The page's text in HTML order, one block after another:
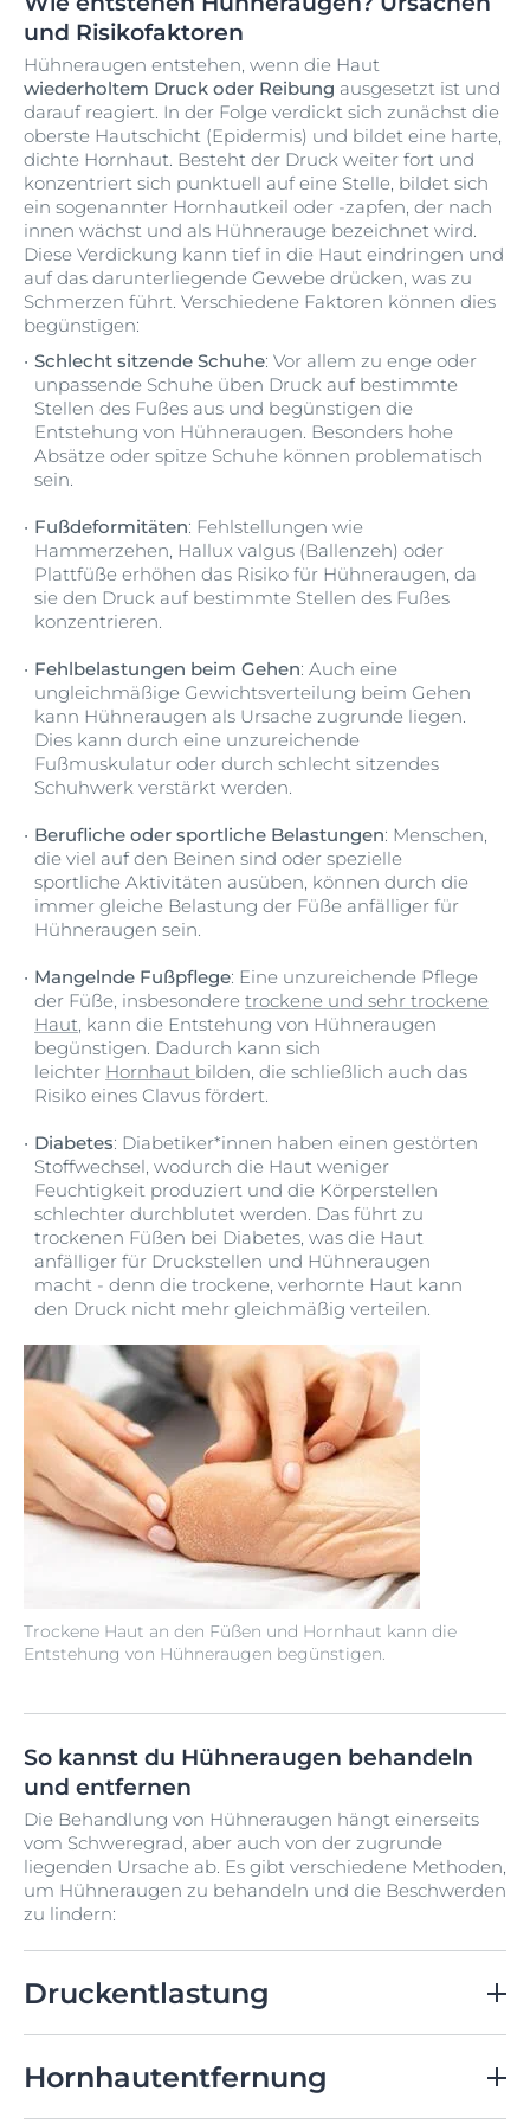
und Risikofaktoren
Trockene Haut an den Füßen und Hornhaut kann die
Entstehung von Hühneraugen begünstigen.
Hühneraugen entstehen, wenn die Haut
wiederholtem Druck oder Reibung ausgesetzt ist und
darauf reagiert. In der Folge verdickt sich zunächst die
oberste Hautschicht (Epidermis) und bildet eine harte,
dichte Hornhaut. Besteht der Druck weiter fort und
konzentriert sich punktuell auf eine Stelle, bildet sich
ein sogenannter Hornhautkeil oder -zapfen, der nach
innen wächst und als Hühnerauge bezeichnet wird.
Diese Verdickung kann tief in die Haut eindringen und
auf das darunterliegende Gewebe drücken, was zu
Schmerzen führt. Verschiedene Faktoren können dies
begünstigen:
Schlecht sitzende Schuhe: Vor allem zu enge oder
unpassende Schuhe üben Druck auf bestimmte
Stellen des Fußes aus und begünstigen die
Entstehung von Hühneraugen. Besonders hohe
Absätze oder spitze Schuhe können problematisch
sein.
Fußdeformitäten: Fehlstellungen wie
Hammerzehen, Hallux valgus (Ballenzeh) oder
Plattfüße erhöhen das Risiko für Hühneraugen, da
sie den Druck auf bestimmte Stellen des Fußes
konzentrieren.
Fehlbelastungen beim Gehen: Auch eine
ungleichmäßige Gewichtsverteilung beim Gehen
kann Hühneraugen als Ursache zugrunde liegen.
Dies kann durch eine unzureichende
Fußmuskulatur oder durch schlecht sitzendes
Schuhwerk verstärkt werden.
Berufliche oder sportliche Belastungen: Menschen,
die viel auf den Beinen sind oder spezielle
sportliche Aktivitäten ausüben, können durch die
immer gleiche Belastung der Füße anfälliger für
Hühneraugen sein.
Mangelnde Fußpflege: Eine unzureichende Pflege
der Füße, insbesondere trockene und sehr trockene
Haut, kann die Entstehung von Hühneraugen
begünstigen. Dadurch kann sich
leichter Hornhaut bilden, die schließlich auch das
Risiko eines Clavus fördert.
Diabetes: Diabetiker*innen haben einen gestörten
Stoffwechsel, wodurch die Haut weniger
Feuchtigkeit produziert und die Körperstellen
schlechter durchblutet werden. Das führt zu
trockenen Füßen bei Diabetes, was die Haut
anfälliger für Druckstellen und Hühneraugen
macht - denn die trockene, verhornte Haut kann
den Druck nicht mehr gleichmäßig verteilen.
So kannst du Hühneraugen behandeln
und entfernen
Die Behandlung von Hühneraugen hängt einerseits
vom Schweregrad, aber auch von der zugrunde
liegenden Ursache ab. Es gibt verschiedene Methoden,
um Hühneraugen zu behandeln und die Beschwerden
zu lindern:
Druckentlastung
die Entlastung der betroffenen Stelle. Das bedeutet,
dass du Schuhe vermeiden solltest, die auf die
betroffene Hautstelle drücken oder daran reiben. Auch
Hornhautentfernung